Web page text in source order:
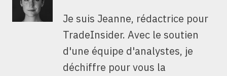
Je suis Jeanne, rédactrice pour
TradeInsider. Avec le soutien
d'une équipe d'analystes, je
déchiffre pour vous la